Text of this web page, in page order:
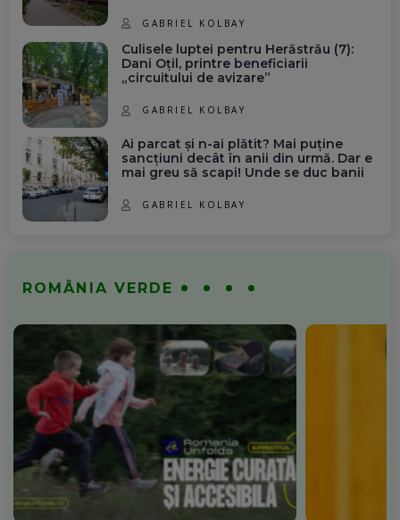
GABRIEL KOLBAY
Culisele luptei pentru Herăstrău (7):
Dani Oțil, printre beneficiarii
„circuitului de avizare”
GABRIEL KOLBAY
Ai parcat și n-ai plătit? Mai puține
sancțiuni decât în anii din urmă. Dar e
mai greu să scapi! Unde se duc banii
GABRIEL KOLBAY
ROMÂNIA VERDE